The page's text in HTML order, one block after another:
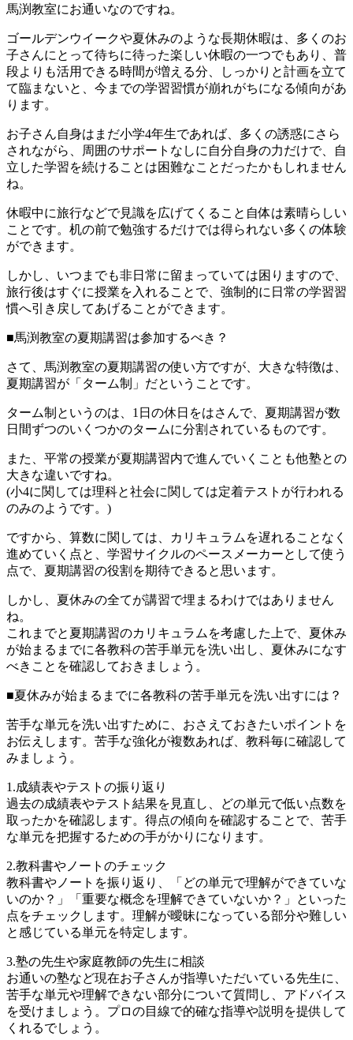
馬渕教室にお通いなのですね。
ゴールデンウイークや夏休みのような長期休暇は、多くのお
子さんにとって待ちに待った楽しい休暇の一つでもあり、普
段よりも活用できる時間が増える分、しっかりと計画を立て
て臨まないと、今までの学習習慣が崩れがちになる傾向があ
ります。
お子さん自身はまだ小学4年生であれば、多くの誘惑にさら
されながら、周囲のサポートなしに自分自身の力だけで、自
立した学習を続けることは困難なことだったかもしれません
ね。
休暇中に旅行などで見識を広げてくること自体は素晴らしい
ことです。机の前で勉強するだけでは得られない多くの体験
ができます。
しかし、いつまでも非日常に留まっていては困りますので、
旅行後はすぐに授業を入れることで、強制的に日常の学習習
慣へ引き戻してあげることができます。
■馬渕教室の夏期講習は参加するべき？
さて、馬渕教室の夏期講習の使い方ですが、大きな特徴は、
夏期講習が「ターム制」だということです。
ターム制というのは、1日の休日をはさんで、夏期講習が数
日間ずつのいくつかのタームに分割されているものです。
また、平常の授業が夏期講習内で進んでいくことも他塾との
大きな違いですね。
(小4に関しては理科と社会に関しては定着テストが行われる
のみのようです。)
ですから、算数に関しては、カリキュラムを遅れることなく
進めていく点と、学習サイクルのペースメーカーとして使う
点で、夏期講習の役割を期待できると思います。
しかし、夏休みの全てが講習で埋まるわけではありません
ね。
これまでと夏期講習のカリキュラムを考慮した上で、夏休み
が始まるまでに各教科の苦手単元を洗い出し、夏休みになす
べきことを確認しておきましょう。
■夏休みが始まるまでに各教科の苦手単元を洗い出すには？
苦手な単元を洗い出すために、おさえておきたいポイントを
お伝えします。苦手な強化が複数あれば、教科毎に確認して
みましょう。
1.成績表やテストの振り返り
過去の成績表やテスト結果を見直し、どの単元で低い点数を
取ったかを確認します。得点の傾向を確認することで、苦手
な単元を把握するための手がかりになります。
2.教科書やノートのチェック
教科書やノートを振り返り、「どの単元で理解ができていな
いのか？」「重要な概念を理解できていないか？」といった
点をチェックします。理解が曖昧になっている部分や難しい
と感じている単元を特定します。
3.塾の先生や家庭教師の先生に相談
お通いの塾など現在お子さんが指導いただいている先生に、
苦手な単元や理解できない部分について質問し、アドバイス
を受けましょう。プロの目線で的確な指導や説明を提供して
くれるでしょう。